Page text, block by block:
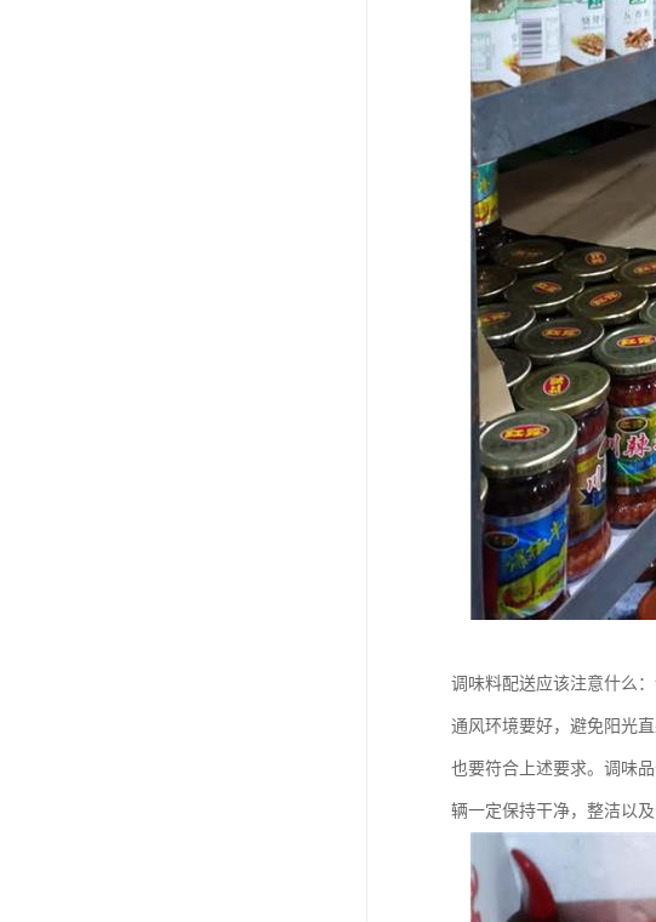
调味料配送应该注意什么
通风环境要好，避免阳光
也要符合上述要求。调味
辆一定保持干净，整洁以及